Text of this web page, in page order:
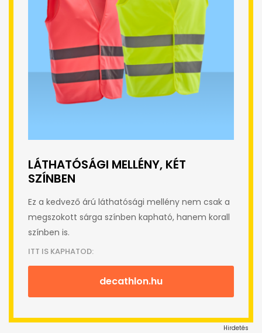
LÁTHATÓSÁGI MELLÉNY, KÉT
SZÍNBEN
Ez a kedvező árú láthatósági mellény nem csak a
megszokott sárga színben kapható, hanem korall
színben is.
ITT IS KAPHATOD:
decathlon.hu
Hirdetés